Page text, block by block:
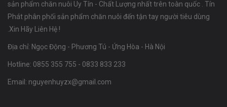
sản phẩm chăn nuôi Uy Tín - Chất Lượng nhất trên toàn quốc . Tín
Phát phân phối sản phẩm chăn nuôi đến tận tay người tiêu dùng
.Xin Hãy Liên Hệ !
Địa chỉ: Ngọc Động - Phương Tú - Ứng Hòa - Hà Nội
Hotline: 0855 355 755 - 0833 833 233
Email: nguyenhuyzx@gmail.com